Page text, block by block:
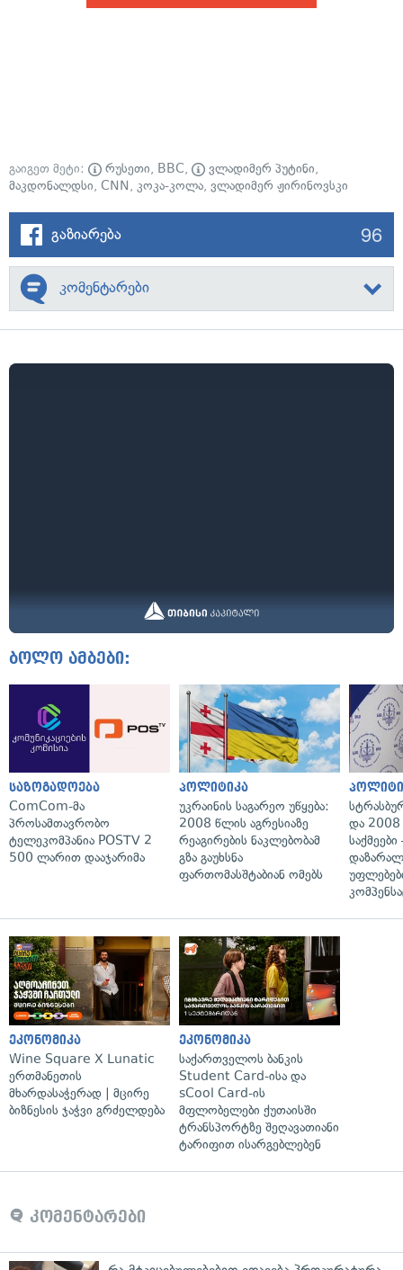
გაიგეთ მეტი: რუსეთი, BBC, ვლადიმერ პუტინი,
მაკდონალდსი, CNN, კოკა-კოლა, ვლადიმერ ჟირინოვსკი
გაზიარება 96
კომენტარები
ბოლო ამბები:
საზოგადოება
ComCom-მა
პროსამთავრობო
ტელეკომპანია POSTV 2
500 ლარით დააჯარიმა
პოლიტიკა
უკრაინის საგარეო უწყება:
2008 წლის აგრესიაზე
რეაგირების ნაკლებობამ
გზა გაუხსნა
ფართომასშტაბიან ომებს
და 2008
ეკონომიკა
Wine Square X Lunatic
ერთმანეთის
მხარდასაჭერად | მცირე
ბიზნესის ჯაჭვი გრძელდება
ეკონომიკა
საქართველოს ბანკის
Student Card-ისა და
sCool Card-ის
მფლობელები ქუთაისში
ტრანსპორტზე შეღავათიანი
ტარიფით ისარგებლებენ
კომენტარები